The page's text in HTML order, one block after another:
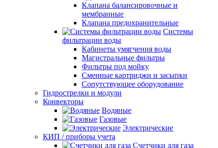
Клапана балансировочные и
мембранные
Клапана предохранительные
Системы
фильтрации воды
Кабинеты умягчения воды
Магистральные фильтры
Фильтры под мойку
Сменные картриджи и засыпки
Сопутствующее оборудование
Гидрострелки и модули
Конвекторы
Водяные
Газовые
Электрические
КИП / приборы учета
Счетчики для газа